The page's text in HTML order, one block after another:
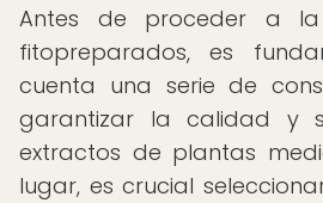
Antes de proceder a
fitopreparados, es
cuenta una serie de
garantizar la calidad y
extractos de plantas
lugar, es crucial